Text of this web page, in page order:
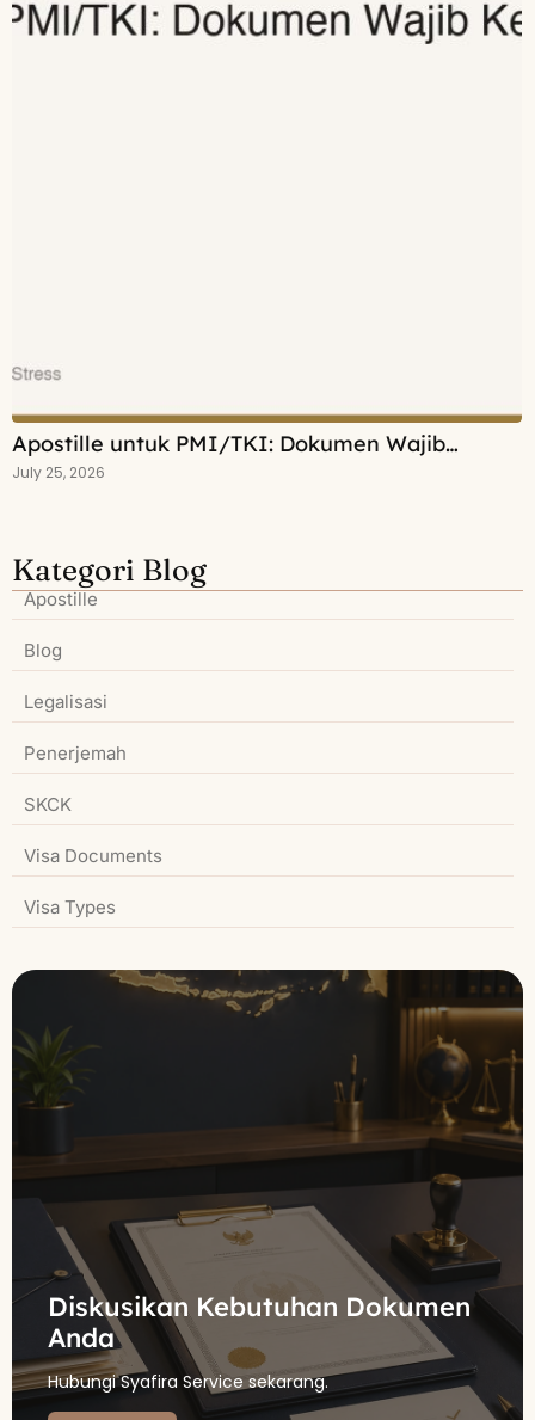
Apostille untuk PMI/TKI: Dokumen Wajib…
July 25, 2026
Kategori Blog
Apostille
Blog
Legalisasi
Penerjemah
SKCK
Visa Documents
Visa Types
Diskusikan Kebutuhan Dokumen
Anda
Hubungi Syafira Service sekarang.